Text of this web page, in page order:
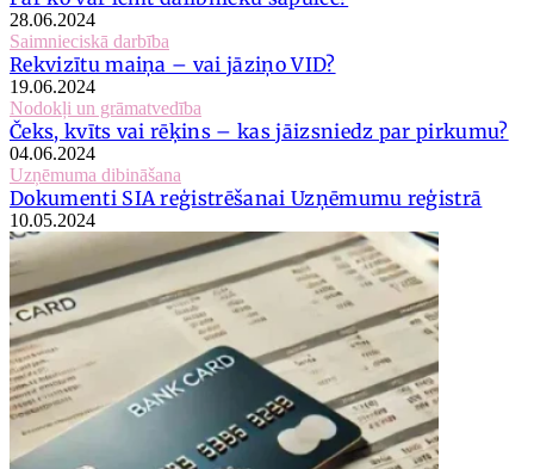
28.06.2024
Saimnieciskā darbība
Rekvizītu maiņa – vai jāziņo VID?
19.06.2024
Nodokļi un grāmatvedība
Čeks, kvīts vai rēķins – kas jāizsniedz par pirkumu?
04.06.2024
Uzņēmuma dibināšana
Dokumenti SIA reģistrēšanai Uzņēmumu reģistrā
10.05.2024